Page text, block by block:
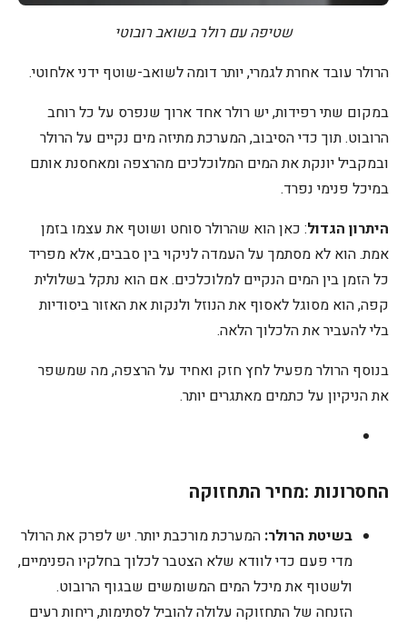
שטיפה עם רולר בשואב רובוטי
הרולר עובד אחרת לגמרי, יותר דומה לשואב-שוטף ידני אלחוטי.
במקום שתי רפידות, יש רולר אחד ארוך שנפרס על כל רוחב
הרובוט. תוך כדי הסיבוב, המערכת מתיזה מים נקיים על הרולר
ובמקביל יונקת את המים המלוכלכים מהרצפה ומאחסנת אותם
במיכל פנימי נפרד.
היתרון הגדול: כאן הוא שהרולר סוחט ושוטף את עצמו בזמן
אמת. הוא לא מסתמך על העמדה לניקוי בין סבבים, אלא מפריד
כל הזמן בין המים הנקיים למלוכלכים. אם הוא נתקל בשלולית
קפה, הוא מסוגל לאסוף את הנוזל ולנקות את האזור ביסודיות
בלי להעביר את הלכלוך הלאה.
בנוסף הרולר מפעיל לחץ חזק ואחיד על הרצפה, מה שמשפר
את הניקיון על כתמים מאתגרים יותר.
החסרונות :מחיר התחזוקה
בשיטת הרולר: המערכת מורכבת יותר. יש לפרק את הרולר
מדי פעם כדי לוודא שלא הצטבר לכלוך בחלקיו הפנימיים,
ולשטוף את מיכל המים המשומשים שבגוף הרובוט.
הזנחה של התחזוקה עלולה להוביל לסתימות, ריחות רעים